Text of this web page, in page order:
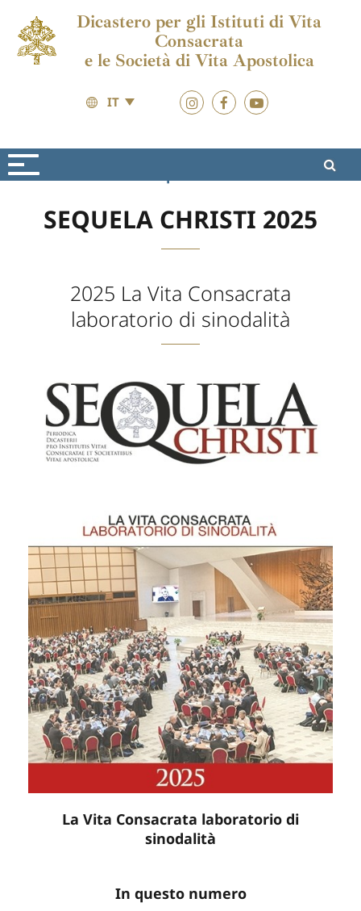
Dicastero per gli Istituti di Vita
Consacrata
e le Società di Vita Apostolica
IT
SEQUELA CHRISTI 2025
2025 La Vita Consacrata
laboratorio di sinodalità
La Vita Consacrata laboratorio di
sinodalità
In questo numero